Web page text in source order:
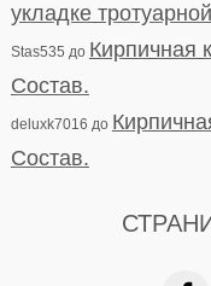
укладке
Stas535 до Кирпичная
Состав.
deluxk7016 до
Состав.